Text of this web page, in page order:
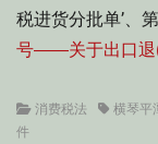
税进货分批单’、
号――关于出口退
Categories
消费税法 Tags横琴平
件